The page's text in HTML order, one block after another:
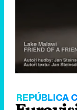
20.27%
REPÚBLICA